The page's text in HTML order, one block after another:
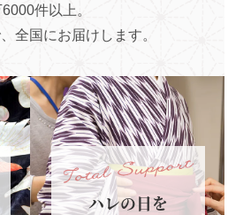
件以上。
全国にお届けします。
ハレの日を